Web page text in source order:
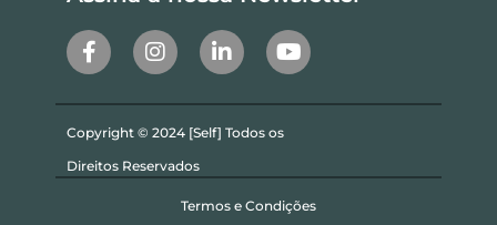
Copyright © 2024 [Self] Todos os
Direitos Reservados
Termos e Condições